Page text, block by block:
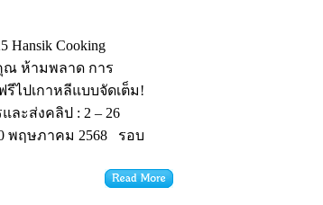
Cooking
ณ ห้ามพลาด การ
ไปเกาหลีแบบจัดเต็ม!
ะส่งคลิป : 2 – 26
พฤษภาคม 2568 รอบ